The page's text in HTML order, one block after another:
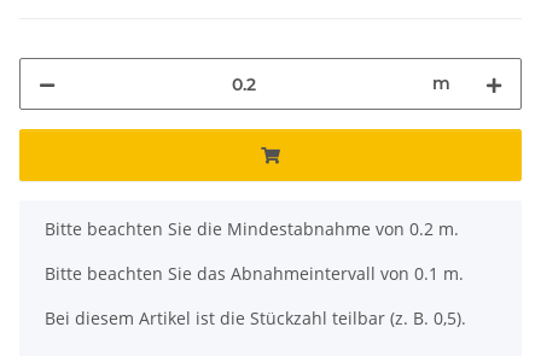
m
x
Bitte beachten Sie die Mindestabnahme von 0.2 m.
Bitte beachten Sie das Abnahmeintervall von 0.1 m.
Bei diesem Artikel ist die Stückzahl teilbar (z. B. 0,5).